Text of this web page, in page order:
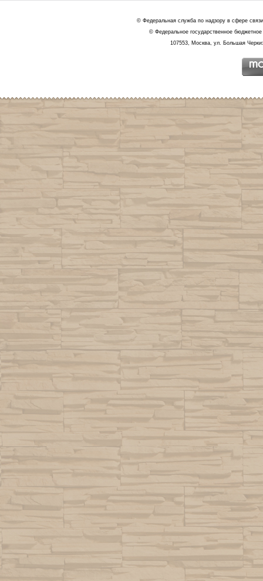
© Федеральная служба по надзору в сфере
© Федеральное государственное
107553, Москва, ул. Большая